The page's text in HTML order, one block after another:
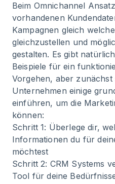
Beim Omnichannel
vorhandenen
Kampagnen gleich
gleichzustellen und
gestalten. Es gibt
Beispiele für ein
Vorgehen, aber zunächst
Unternehmen einige
einführen, um die
können:
Schritt 1: Überlege dir,
Informationen du für
möchtest
Schritt 2: CRM Systems
Tool für deine